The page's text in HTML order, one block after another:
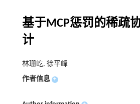
基于MCP惩罚的稀疏
计
林珊屹, 徐平峰
作者信息 +